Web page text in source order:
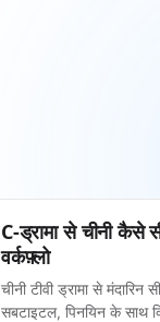
सीखने के तरीके
C-ड्रामा से चीनी
वर्कफ़्लो
चीनी टीवी ड्रामा से
सबटाइटल, पिनयिन के साथ